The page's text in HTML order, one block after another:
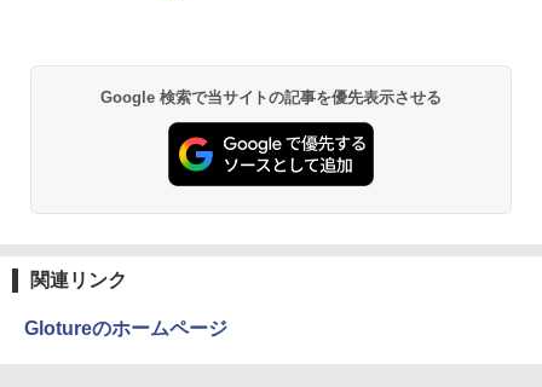
Google 検索で当サイトの記事を優先表示させる
関連リンク
Glotureのホームページ